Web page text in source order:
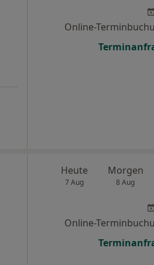
Online-
Heute
7 Aug
Morgen
8 Aug
Online-